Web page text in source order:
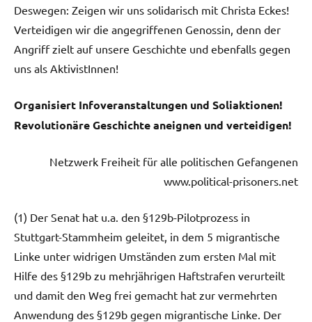
Deswegen: Zeigen wir uns solidarisch mit Christa Eckes!
Verteidigen wir die angegriffenen Genossin, denn der
Angriff zielt auf unsere Geschichte und ebenfalls gegen
uns als AktivistInnen!
Organisiert Infoveranstaltungen und Soliaktionen!
Revolutionäre Geschichte aneignen und verteidigen!
Netzwerk Freiheit für alle politischen Gefangenen
www.political-prisoners.net
(1) Der Senat hat u.a. den §129b-Pilotprozess in
Stuttgart-Stammheim geleitet, in dem 5 migrantische
Linke unter widrigen Umständen zum ersten Mal mit
Hilfe des §129b zu mehrjährigen Haftstrafen verurteilt
und damit den Weg frei gemacht hat zur vermehrten
Anwendung des §129b gegen migrantische Linke. Der